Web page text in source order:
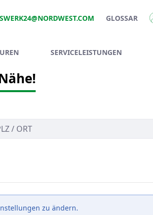
GLOSSAR
SERVICELEISTUNGEN
zu ändern.